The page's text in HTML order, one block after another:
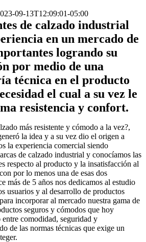
09-13T12:09:01-05:00
de calzado industrial
en un mercado de
logrando su
por medio de una
técnica en el producto
el cual a su vez le
resistencia y confort.
más resistente y cómodo a la vez?,
la idea y a su vez dio el origen a
la experiencia comercial siendo
de calzado industrial y conocíamos las
respecto al producto y la insatisfacción al
por lo menos una de esas dos
más de 5 años nos dedicamos al estudio
usuarios y al desarrollo de productos
incorporar al mercado nuestra gama de
seguros y cómodos que hoy
comodidad, seguridad y
de las normas técnicas que exige un